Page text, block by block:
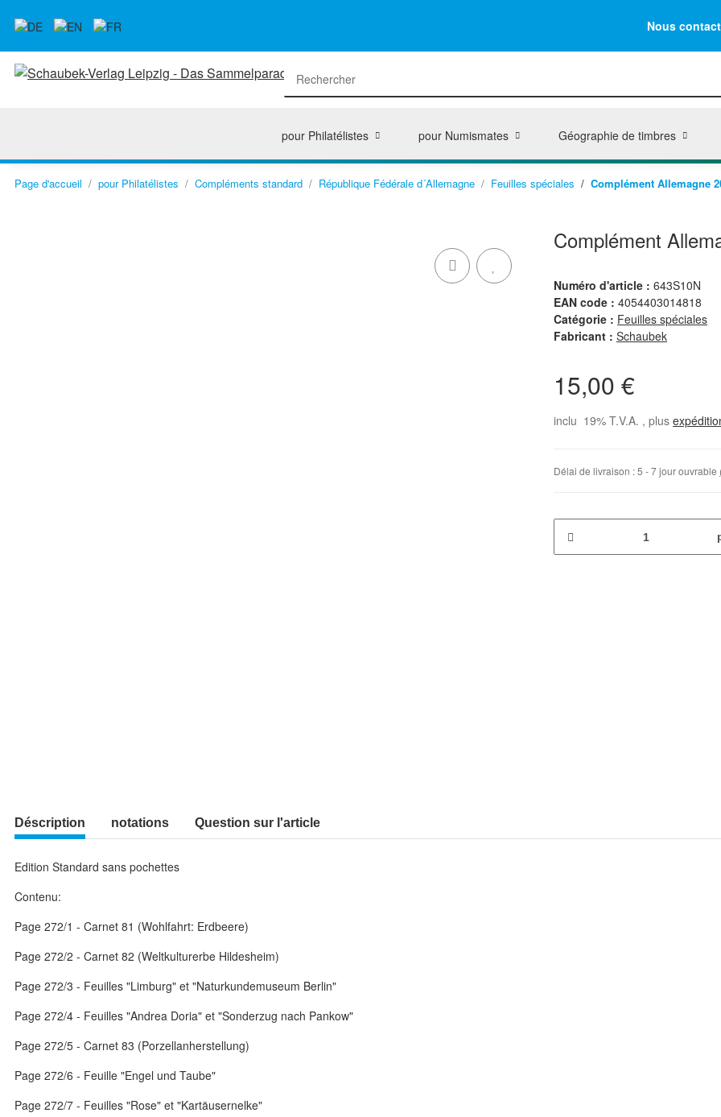
Nous
pour Philatélistes pour Numismates Géographie de timbres
Page d'accueil pour Philatélistes Compléments standard République Fédérale d´Allemagne Feuilles spéciales Complément Allemagne
Complément
Numéro d'article : 643S10N
EAN code : 4054403014818
Catégorie : Feuilles spéciales
Fabricant : Schaubek
15,00 €
inclu 19% T.V.A. , plus
Délai de livraison :5 - 7 jour ouvrable
Déscription notations Question sur l'article
Edition Standard sans pochettes
Contenu:
Page 272/1 - Carnet 81 (Wohlfahrt: Erdbeere)
Page 272/2 - Carnet 82 (Weltkulturerbe Hildesheim)
Page 272/3 - Feuilles "Limburg" et "Naturkundemuseum Berlin"
Page 272/4 - Feuilles "Andrea Doria" et "Sonderzug nach Pankow"
Page 272/5 - Carnet 83 (Porzellanherstellung)
Page 272/6 - Feuille "Engel und Taube"
Page 272/7 - Feuilles "Rose" et "Kartäusernelke"